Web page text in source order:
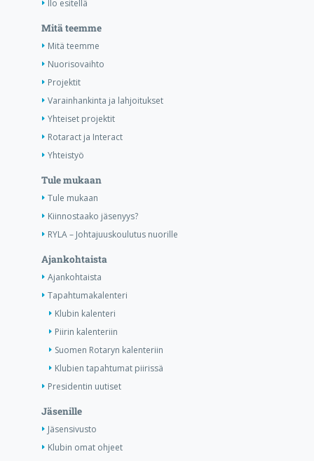
Ilo esitellä
Mitä teemme
Mitä teemme
Nuorisovaihto
Projektit
Varainhankinta ja lahjoitukset
Yhteiset projektit
Rotaract ja Interact
Yhteistyö
Tule mukaan
Tule mukaan
Kiinnostaako jäsenyys?
RYLA – Johtajuuskoulutus nuorille
Ajankohtaista
Ajankohtaista
Tapahtumakalenteri
Klubin kalenteri
Piirin kalenteriin
Suomen Rotaryn kalenteriin
Klubien tapahtumat piirissä
Presidentin uutiset
Jäsenille
Jäsensivusto
Klubin omat ohjeet